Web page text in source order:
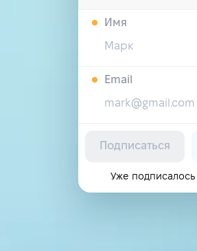
Имя
Email
Подписаться
Уже подписалось